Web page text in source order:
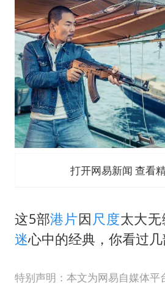
打开网易新闻 查看
这5部港片因 尺度太大
迷心中的经典，你看过几
特别声明：本文为网易自媒体平